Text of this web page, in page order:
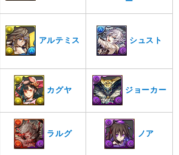
アルテミス シュスト
カグヤ ジョーカー
ラルグ ノア